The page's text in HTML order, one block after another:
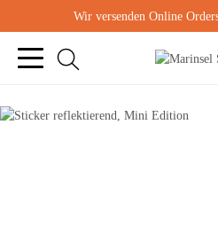
Wir versenden Online